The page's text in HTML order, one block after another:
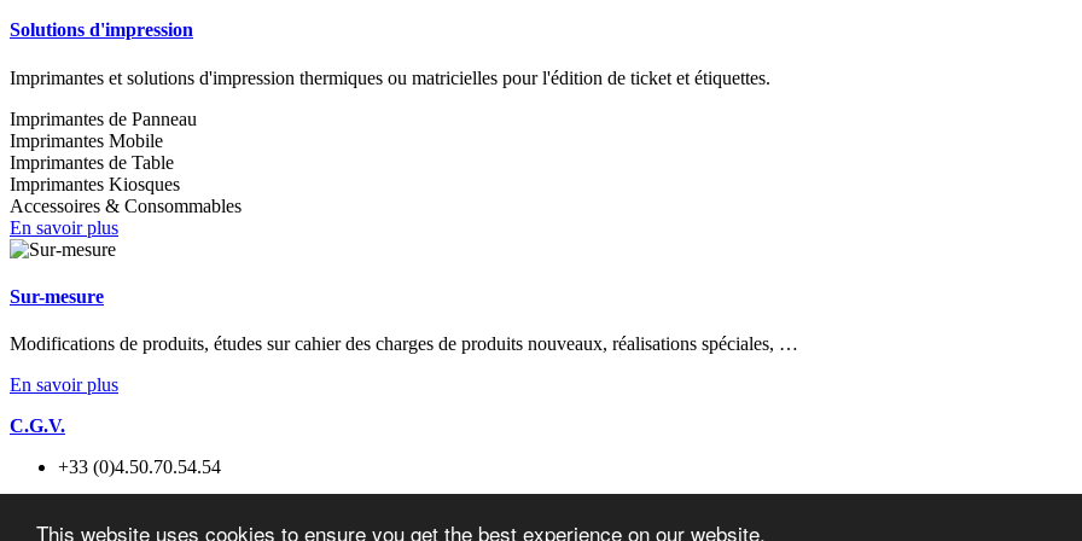
This website uses cookies to ensure you get the best experience on our website.
Solutions d'impression
Imprimantes et solutions d'impression thermiques ou matricielles pour l'édition de ticket et étiquettes.
Imprimantes de Panneau
Imprimantes Mobile
Imprimantes de Table
Imprimantes Kiosques
Accessoires & Consommables
En savoir plus
Sur-mesure
Modifications de produits, études sur cahier des charges de produits nouveaux, réalisations spéciales, …
En savoir plus
C.G.V.
+33 (0)4.50.70.54.54